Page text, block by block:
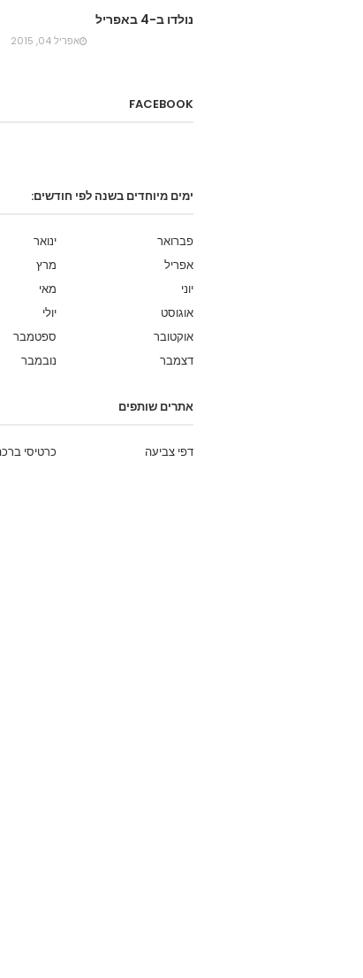
נולדו ב-4 באפריל
אפריל 04, 2015
FACEBOOK
ימים מיוחדים בשנה לפי חודשים:
ינואר
פברואר
מרץ
אפריל
מאי
יוני
יולי
אוגוסט
ספטמבר
אוקטובר
נובמבר
דצמבר
אתרים שותפים
כרטיסי דפי צביעה